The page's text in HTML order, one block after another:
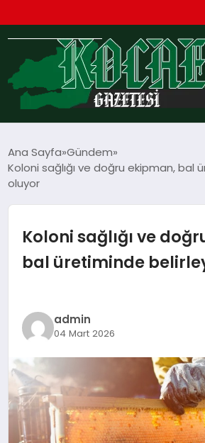
TEKNOLOJI
SIYASET
YAŞAM
DÜNYA
SAĞLIK
Ana Sayfa Gündem
Koloni sağlığı ve doğru ekipman, bal
oluyor
Koloni sağlığı ve
bal üretiminde
admin
04 Mart 2026